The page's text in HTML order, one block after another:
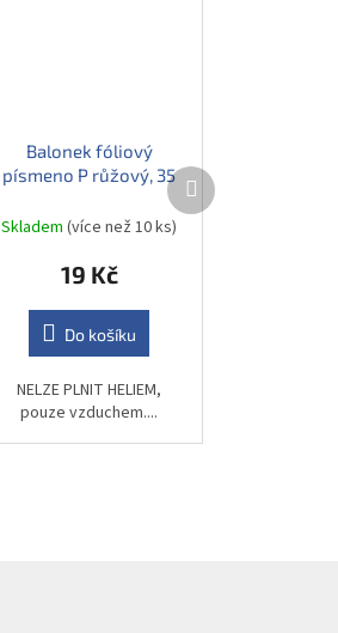
Balonek fóliový
písmeno P růžový, 35
Skladem(více než 10 ks)
19 Kč
Do košíku
NELZE PLNIT HELIEM,
pouze vzduchem....
Další
produkt